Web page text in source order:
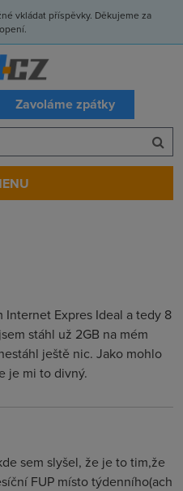
vkládat příspěvky. Děkujeme za
Zavoláme zpátky
Internet Expres Ideal a tedy 8
stáhl už 2GB na mém
ještě nic. Jako mohlo
je mi to divný.
sem slyšel, že je to tim,že
FUP místo týdenního(ach